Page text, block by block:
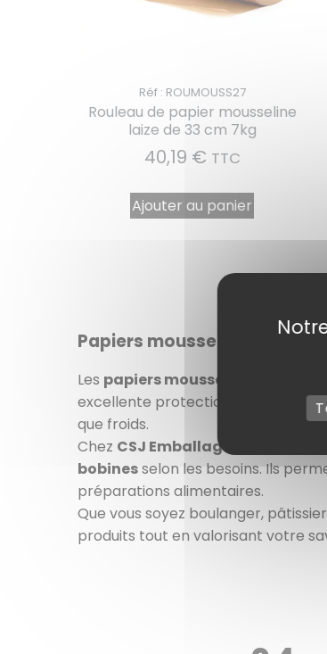
Réf : ROUMOUSS27
Rouleau de papier mousseline
laize de 33 cm 7kg
40,19 € TTC
Ajouter au panier
Papiers mousselines :
Les papiers mousselines
sont
excellente protection tout en
que froids.
Chez CSJ Emballages
bobinesselon les besoins. Ils
préparations alimentaires.
Que vous soyez boulanger,
produits tout en valorisant votre